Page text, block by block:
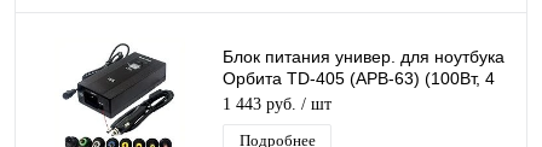
Блок питания универ. для ноутбука
Орбита TD-405 (APB-63) (100Вт, 4
разъёма, ЗУ авто)/40
1 443 руб. / шт
Подробнее